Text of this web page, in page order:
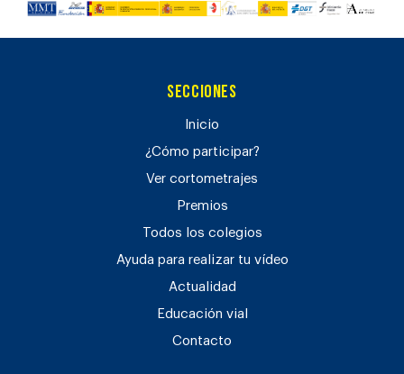
Secciones
Inicio
¿Cómo participar?
Ver cortometrajes
Premios
Todos los colegios
Ayuda para realizar tu vídeo
Actualidad
Educación vial
Contacto